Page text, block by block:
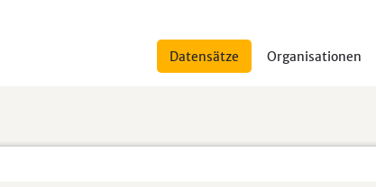
Datensätze Organisationen